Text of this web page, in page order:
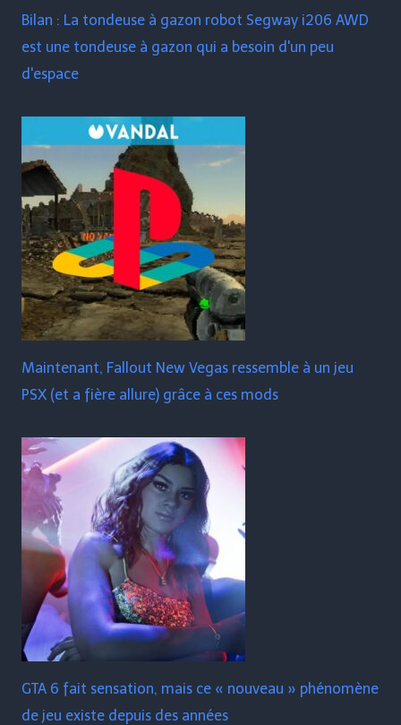
Bilan : La tondeuse à gazon robot Segway i206 AWD
est une tondeuse à gazon qui a besoin d'un peu
d'espace
Maintenant, Fallout New Vegas ressemble à un jeu
PSX (et a fière allure) grâce à ces mods
GTA 6 fait sensation, mais ce « nouveau » phénomène
de jeu existe depuis des années